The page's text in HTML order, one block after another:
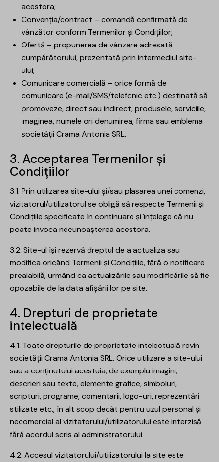
acestora;
Convenția/contract – comandă confirmată de
vânzător conform Termenilor și Condițiilor;
Ofertă – propunerea de vânzare adresată
cumpărătorului, prezentată prin intermediul site-
ului;
Comunicare comercială – orice formă de
comunicare (e-mail/SMS/telefonic etc.) destinată să
promoveze, direct sau indirect, produsele, serviciile,
imaginea, numele ori denumirea, firma sau emblema
societății Crama Antonia SRL.
3. Acceptarea Termenilor și
Condițiilor
3.1. Prin utilizarea site-ului și/sau plasarea unei comenzi,
vizitatorul/utilizatorul se obligă să respecte Termenii și
Condițiile specificate în continuare și înțelege că nu
poate invoca necunoașterea acestora.
3.2. Site-ul își rezervă dreptul de a actualiza sau
modifica oricând Termenii și Condițiile, fără o notificare
prealabilă, urmând ca actualizările sau modificările să fie
opozabile de la data afișării lor pe site.
4. Drepturi de proprietate
intelectuală
4.1. Toate drepturile de proprietate intelectuală revin
societății Crama Antonia SRL. Orice utilizare a site-ului
sau a conținutului acestuia, de exemplu imagini,
descrieri sau texte, elemente grafice, simboluri,
scripturi, programe, comentarii, logo-uri, reprezentări
stilizate etc., în alt scop decât pentru uzul personal și
necomercial al vizitatorului/utilizatorului este interzisă
fără acordul scris al administratorului.
4.2. Accesul vizitatorului/utilizatorului la site este